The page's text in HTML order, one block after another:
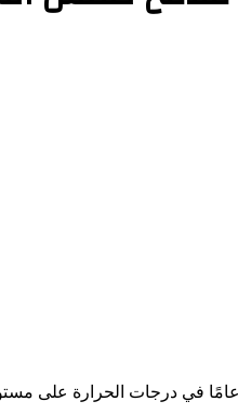
في درجات الحرارة على